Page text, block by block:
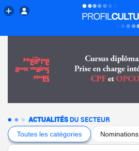
ACTUALITÉS DU SECTEUR
Toutes les catégories Nominations